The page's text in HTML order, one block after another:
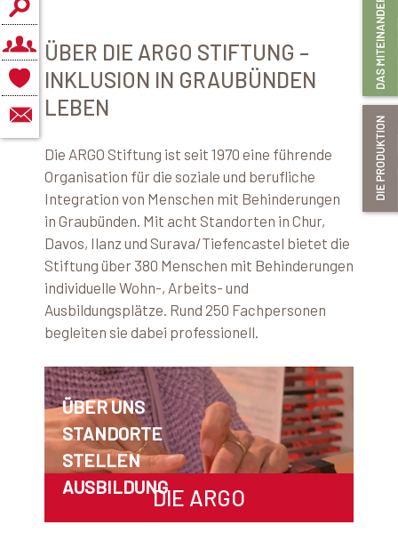
ÜBER DIE ARGO STIFTUNG –
INKLUSION IN GRAUBÜNDEN
LEBEN
Die ARGO Stiftung ist seit 1970 eine führende
Organisation für die soziale und berufliche
Integration von Menschen mit Behinderungen
in Graubünden. Mit acht Standorten in Chur,
Davos, Ilanz und Surava/Tiefencastel bietet die
Stiftung über 380 Menschen mit Behinderungen
individuelle Wohn-, Arbeits- und
Ausbildungsplätze. Rund 250 Fachpersonen
begleiten sie dabei professionell.​
ÜBER UNS
STANDORTE
STELLEN
AUSBILDUNGDIE ARGO